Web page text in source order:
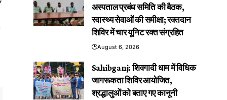
अस्पताल प्रबंध समिति की बैठक,
स्वास्थ्य सेवाओं की समीक्षा; रक्तदान
शिविर में चार यूनिट रक्त संग्रहित
August 6, 2026
Sahibganj: शिवगादी धाम में विधिक
जागरूकता शिविर आयोजित,
श्रद्धालुओं को बताए गए कानूनी